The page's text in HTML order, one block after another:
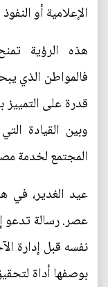
الإعلامية أو
هذه الرؤية
فالمواطن الذي
قدرة على
وبين القيادة
المجتمع لخدمة
عيد الغدير، في
عصر. رسالة تدعو
نفسه قبل إدارة
بوصفها أداة